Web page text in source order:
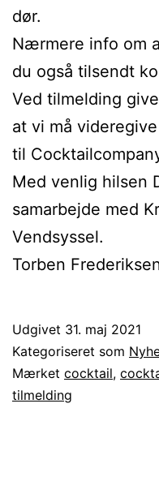
dør.
Nærmere info om
du også tilsendt
Ved tilmelding
at vi må
til
Med venlig hilsen
samarbejde med
Vendsyssel.
Torben
Udgivet 31. maj 2021
Kategoriseret som
Mærket cocktail,
tilmelding